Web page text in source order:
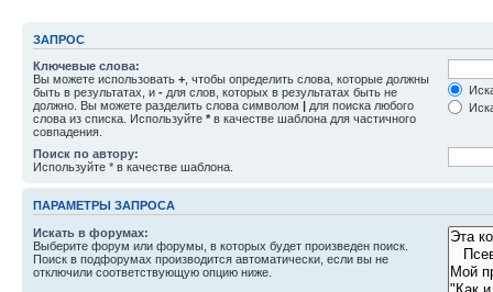
ЗАПРОС
Ключевые слова:
Вы можете использовать + , чтобы определить слова, которые должны
быть в результатах, и - для слов, которых в результатах быть не
должно. Вы можете разделить слова символом | для поиска любого
слова из списка. Используйте * в качестве шаблона для частичного
совпадения.
Поиск по автору:
Используйте * в качестве шаблона.
ПАРАМЕТРЫ ЗАПРОСА
Искать в форумах:
Выберите форум или форумы, в которых будет произведен поиск.
Поиск в подфорумах производится автоматически, если вы не
отключили соответствующую опцию ниже.